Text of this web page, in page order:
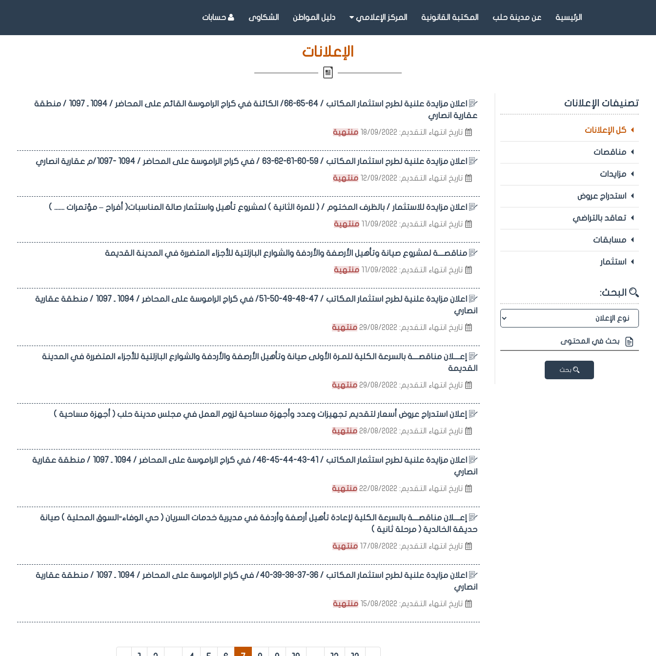
الرئيسية عن مدينة حلب المكتبة القانونية المركز الإعلامي دليل المواطن الشكاوى حسابات
الإعلانات
تصنيفات الإعلانات
كل الإعلانات
مناقصات
مزايدات
استدراج عروض
تعاقد بالتراضي
مسابقات
استثمار
البحث:
بحث
اعلان مزايدة علنية لطرح استثمار المكاتب / 64-65-66/ الكائنة في كراج الراموسة القائم على المحاضر / 1094 ـ 1097 / منطقة
عقارية انصاري
تاريخ انتهاء التقديم: 18/09/2022 منتهية
اعلان مزايدة علنية لطرح استثمار المكاتب / 59-60-61-62-63 / في كراج الراموسة على المحاضر / 1094 -1097/م عقارية انصاري
تاريخ انتهاء التقديم: 12/09/2022 منتهية
اعلان مزايدة للاستثمار / بالظرف المختوم / ( للمرة الثانية ) لمشروع تأهيل واستثمار صالة المناسبات( أفراح – مؤتمرات ....... )
تاريخ انتهاء التقديم: 11/09/2022 منتهية
مناقصــــة لمشروع صيانة وتأهيل الأرصفة والأردفة والشوارع البازلتية للأجزاء المتضررة في المدينة القديمة
تاريخ انتهاء التقديم: 11/09/2022 منتهية
اعلان مزايدة علنية لطرح استثمار المكاتب / 47-48-49-50-51/ في كراج الراموسة على المحاضر / 1094 ـ 1097 / منطقة عقارية
انصاري
تاريخ انتهاء التقديم: 29/08/2022 منتهية
إعــــلان مناقصــــة بالسرعة الكلية للمـرة الأولى صيانة وتأهيل الأرصفة والأردفة والشوارع البازلتية للأجزاء المتضررة في المدينة
القديمة
تاريخ انتهاء التقديم: 29/08/2022 منتهية
إعلان استدراج عروض أسعار لتقديم تجهيزات وعدد وأجهزة مساحية لزوم العمل في مجلس مدينة حلب ( أجهزة مساحية )
تاريخ انتهاء التقديم: 28/08/2022 منتهية
اعلان مزايدة علنية لطرح استثمار المكاتب / 41-43-44-45-46/ في كراج الراموسة على المحاضر / 1094 ـ 1097 / منطقة عقارية
انصاري
تاريخ انتهاء التقديم: 22/08/2022 منتهية
إعــــلان مناقصــــة بالسرعة الكلية لإعادة تأهيل أرصفة وأردفة في مديرية خدمات السريان ( حي الوفاء-السوق المحلية ) صيانة
حديقة الخالدية ( مرحلة ثانية )
تاريخ انتهاء التقديم: 17/08/2022 منتهية
اعلان مزايدة علنية لطرح استثمار المكاتب / 36-37-38-39-40/ في كراج الراموسة على المحاضر / 1094 ـ 1097 / منطقة عقارية
انصاري
تاريخ انتهاء التقديم: 15/08/2022 منتهية